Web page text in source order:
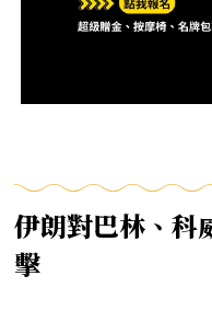
伊朗對巴林、科
擊